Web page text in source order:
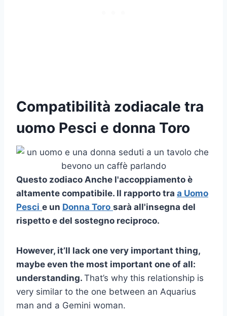
Compatibilità zodiacale tra
uomo Pesci e donna Toro
Questo zodiaco Anche l'accoppiamento è
altamente compatibile. Il rapporto tra a Uomo
Pesci e un Donna Toro sarà all'insegna del
rispetto e del sostegno reciproco.
However, it’ll lack one very important thing,
maybe even the most important one of all:
understanding. That’s why this relationship is
very similar to the one between an Aquarius
man and a Gemini woman.